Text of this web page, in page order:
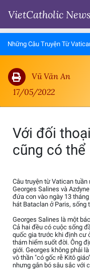
VietCatholic News
Những Câu Truyện Từ
Vũ Văn An
17/05/2022
Với đối
cũng có thể
Câu truyện từ Vatican tuần
Georges Salines và
đứa con vào ngày 13
hát Bataclan ở Paris, sống
Georges Salines là một
Cả hai đều có cuộc sống
quốc gia trước khi định cư
thám hiểm suốt đời. Ông
giới. Georges không phải
vô thần "có gốc rễ Kitô
nhưng gắn bó sâu sắc với